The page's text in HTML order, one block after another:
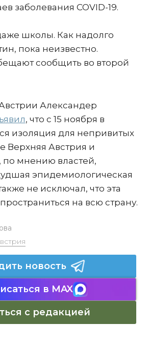
заболевания COVID-19.
школы. Как надолго
пока неизвестно.
сообщить во второй
Александер
, что с 15 ноября в
изоляция для непривитых
Верхняя Австрия и
по мнению властей,
эпидемиологическая
не исключал, что эта
на всю страну.
новость
в MAX
с редакцией